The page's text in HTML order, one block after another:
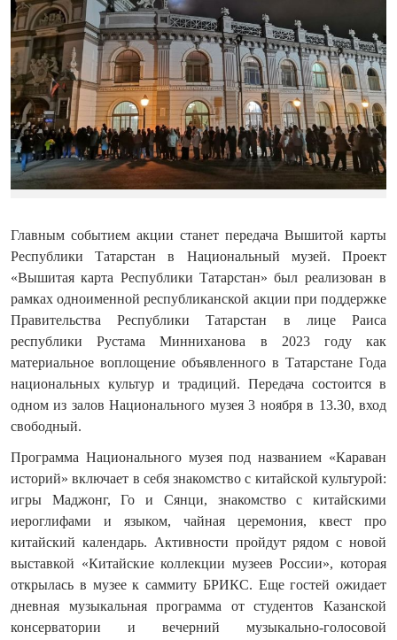
Главным событием акции станет передача Вышитой карты
Республики Татарстан в Национальный музей. Проект
«Вышитая карта Республики Татарстан» был реализован в
рамках одноименной республиканской акции при поддержке
Правительства Республики Татарстан в лице Раиса
республики Рустама Минниханова в 2023 году как
материальное воплощение объявленного в Татарстане Года
национальных культур и традиций. Передача состоится в
одном из залов Национального музея 3 ноября в 13.30, вход
свободный.
Программа Национального музея под названием «Караван
историй» включает в себя знакомство с китайской культурой:
игры Маджонг, Го и Сянци, знакомство с китайскими
иероглифами и языком, чайная церемония, квест про
китайский календарь. Активности пройдут рядом с новой
выставкой «Китайские коллекции музеев России», которая
открылась в музее к саммиту БРИКС. Еще гостей ожидает
дневная музыкальная программа от студентов Казанской
консерватории и вечерний музыкально-голосовой